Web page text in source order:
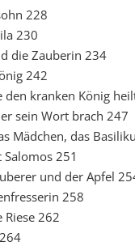
228
230
die Zauberin 234
242
den kranken König
sein Wort brach 247
Mädchen, das
251
und der Apfel
258
262